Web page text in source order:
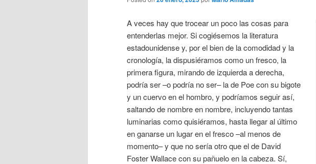
A veces hay que trocear un poco las cosas para
entenderlas mejor. Si cogiésemos la literatura
estadounidense y, por el bien de la comodidad y la
cronología, la dispusiéramos como un fresco, la
primera figura, mirando de izquierda a derecha,
podría ser –o podría no ser– la de Poe con su bigote
y un cuervo en el hombro, y podríamos seguir así,
saltando de nombre en nombre, incluyendo tantas
luminarias como quisiéramos, hasta llegar al último
en ganarse un lugar en el fresco –al menos de
momento– y que no sería otro que el de David
Foster Wallace con su pañuelo en la cabeza. Sí,